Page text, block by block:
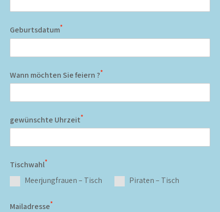
Geburtsdatum*
Wann möchten Sie feiern ?*
gewünschte Uhrzeit*
Tischwahl*
Meerjungfrauen – Tisch Piraten – Tisch
Mailadresse*